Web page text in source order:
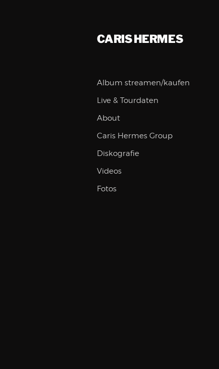
CARIS HERMES
Album streamen/kaufen
Live & Tourdaten
About
Caris Hermes Group
Diskografie
Videos
Fotos